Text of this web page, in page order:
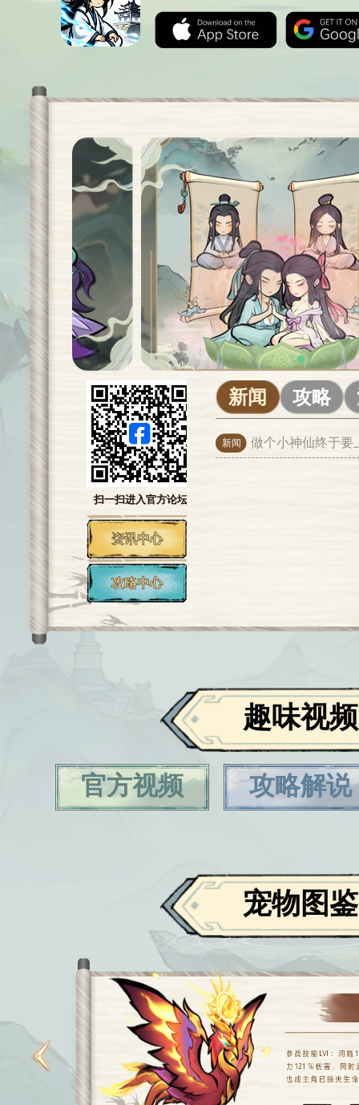
扫一扫进入官方论坛
资讯中心
攻略中心
新闻 攻略
新闻 做个小神仙终于要
趣味视频
官方视频 攻略解说
宠物图鉴